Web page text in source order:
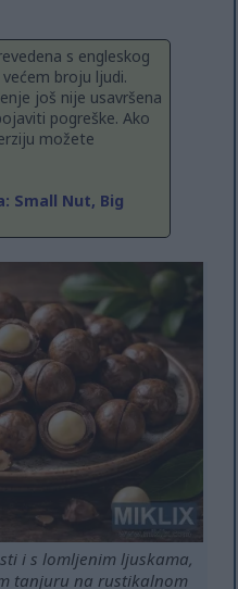
s engleskog
broju ljudi.
još nije usavršena
pogreške. Ako
možete
Small Nut, Big
i s lomljenim ljuskama,
tanjuru na rustikalnom